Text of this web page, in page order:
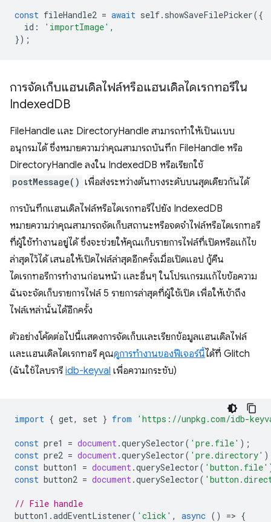
const fileHandle2 = await self. showSaveFilePicker({
id : 'importImage' ,
});
การจัดเก็บแฮนเดิลไฟล์หรือแฮนเดิลไดเรกทอรีใน
IndexedDB
FileHandle และ DirectoryHandle สามารถทำให้เป็นแบบ
อนุกรมได้ ซึ่งหมายความว่าคุณสามารถบันทึก FileHandle หรือ
DirectoryHandle ลงใน IndexedDB หรือเรียกใช้
postMessage() เพื่อส่งระหว่างต้นทางระดับบนสุดเดียวกันได้
การบันทึกแฮนเดิลไฟล์หรือไดเรกทอรีไปยัง IndexedDB
หมายความว่าคุณสามารถจัดเก็บสถานะหรือจดจำไฟล์หรือไดเรกทอรี
ที่ผู้ใช้ทำงานอยู่ได้ ซึ่งจะช่วยให้คุณเก็บรายการไฟล์ที่เปิดหรือแก้ไข
ล่าสุดไว้ได้ เสนอให้เปิดไฟล์ล่าสุดอีกครั้งเมื่อเปิดแอป กู้คืน
ไดเรกทอรีการทำงานก่อนหน้า และอื่นๆ ในโปรแกรมแก้ไขข้อความ
ฉันจะจัดเก็บรายการไฟล์ 5 รายการล่าสุดที่ผู้ใช้เปิด เพื่อให้เข้าถึง
ไฟล์เหล่านั้นได้อีกครั้ง
ตัวอย่างโค้ดต่อไปนี้แสดงการจัดเก็บและเรียกข้อมูลแฮนเดิลไฟล์
และแฮนเดิลไดเรกทอรี คุณดูการทำงานของฟีเจอร์นี้ได้ที่ Glitch
(ฉันใช้ไลบรารี idb-keyval เพื่อความกระชับ)
import { get, set } from 'https://unpkg.com/idb-
const pre1 = document.querySelector( 'pre.file' );
const pre2 = document.querySelector( 'pre.directory'
const button1 = document.querySelector( 'button.file'
const button2 = document.querySelector(
// File handle
button1 .addEventListener( 'click' , async () => {